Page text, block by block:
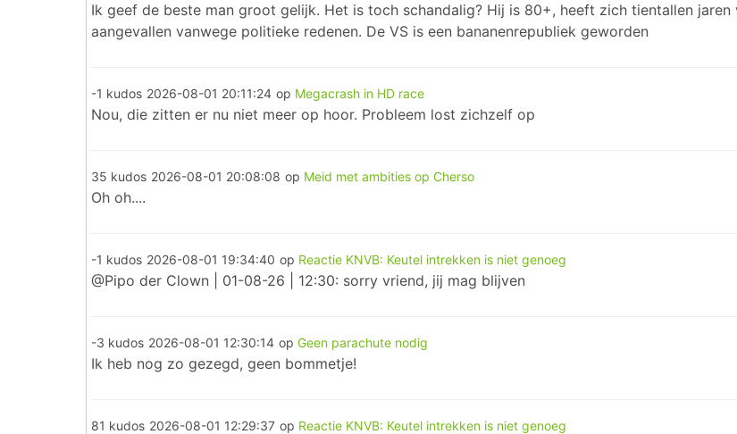
Ik geef de beste man groot gelijk. Het is toch schandalig? Hij is 80+, heeft zich tientallen
aangevallen vanwege politieke redenen. De VS is een bananenrepubliek geworden
-1 kudos 2026-08-01 20:11:24 op Megacrash in HD race
Nou, die zitten er nu niet meer op hoor. Probleem lost zichzelf op
35 kudos 2026-08-01 20:08:08 op Meid met ambities op Cherso
Oh oh....
-1 kudos 2026-08-01 19:34:40 op Reactie KNVB: Keutel intrekken is niet genoeg
@Pipo der Clown | 01-08-26 | 12:30: sorry vriend, jij mag blijven
-3 kudos 2026-08-01 12:30:14 op Geen parachute nodig
Ik heb nog zo gezegd, geen bommetje!
81 kudos 2026-08-01 12:29:37 op Reactie KNVB: Keutel intrekken is niet genoeg